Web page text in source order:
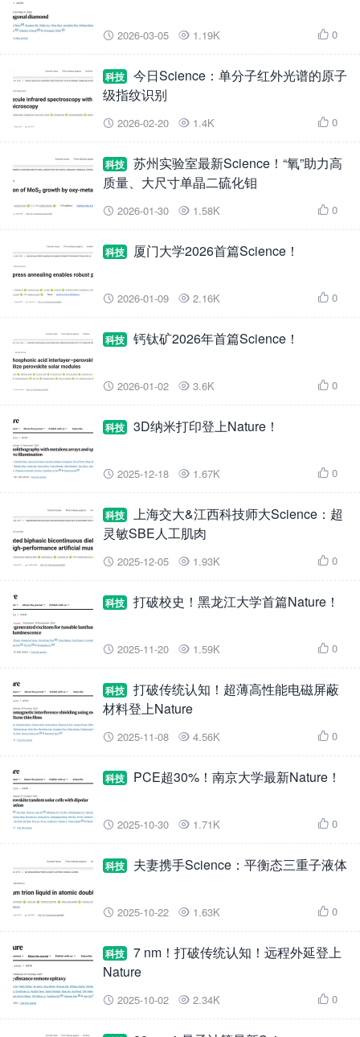
 2026-03-05  1.19K  0
科技
今日Science：单分子红外光谱的原子
级指纹识别
 2026-02-20  1.4K  0
科技
苏州实验室最新Science！“氧”助力高
质量、大尺寸单晶二硫化钼
 2026-01-30  1.58K  0
科技 厦门大学2026首篇Science！
 2026-01-09  2.16K  0
科技 钙钛矿2026年首篇Science！
 2026-01-02  3.6K  0
科技 3D纳米打印登上Nature！
 2025-12-18  1.67K  0
科技
上海交大&江西科技师大Science：超
灵敏SBE人工肌肉
 2025-12-05  1.93K  0
科技 打破校史！黑龙江大学首篇Nature！
 2025-11-20  1.59K  0
科技
打破传统认知！超薄高性能电磁屏蔽
材料登上Nature
 2025-11-08  4.56K  0
科技 PCE超30%！南京大学最新Nature！
 2025-10-30  1.71K  0
科技 夫妻携手Science：平衡态三重子液体
 2025-10-22  1.63K  0
科技
7 nm！打破传统认知！远程外延登上
Nature
 2025-10-02  2.34K  0